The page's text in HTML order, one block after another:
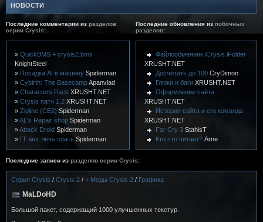
НОВОСТИ
Последние комментарии из разделов
серии Crysis:
Последние обновления из побочных
разделов:
» QuickBMS + crysis2.bms
KnightSteel
» Посадка AI в машину Spiderman
» Cybirth: The BasecampApanvlad
» Characters Pack XRUSHT.NET
» Crysis патч 1.2 XRUSHT.NET
» Zipline (CE2) Spiderman
»AL's Repair shop Spiderman
»Attack Droid Spiderman
» ГГ мог лечь спать Spiderman
»European Nature SetSpiderman
»
Night attack Spiderman
» BlackFire's Mod 2
»Community WarriorXRUSHT.NET
Файлообменник iCrysis.iFolder
XRUSHT.NET
Досчитать до 100 CryDimon
Глюки и баги XRUSHT.NET
Оформление сайта
XRUSHT.NET
История сайта и его команда
XRUSHT.NET
Far Cry 3 StahisT
Кто что читает? Arne
Что будет если в унитаз пое...
CryDimon
Испорти мое желание [Игра]
Последние записи из разделов серии Crysis:
Серия Crysis / Crysis 2 / + Моды Crysis 2 / Графика
MaLDoHD
Большой пакет, содержащий 1000 улучшенных текстур.